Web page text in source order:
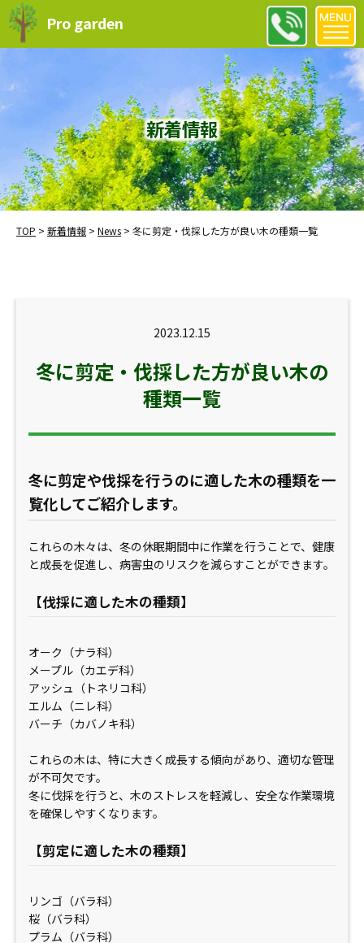
Pro garden
新着情報
TOP > 新着情報 > News > 冬に剪定・伐採した方が良い木の種類一覧
2023.12.15
冬に剪定・伐採した方が良い木の
種類一覧
冬に剪定や伐採を行うのに適した木の種類を一
覧化してご紹介します。
これらの木々は、冬の休眠期間中に作業を行うことで、健康
と成長を促進し、病害虫のリスクを減らすことができます。
【伐採に適した木の種類】
オーク（ナラ科）
メープル（カエデ科）
アッシュ（トネリコ科）
エルム（ニレ科）
バーチ（カバノキ科）
これらの木は、特に大きく成長する傾向があり、適切な管理
が不可欠です。
冬に伐採を行うと、木のストレスを軽減し、安全な作業環境
を確保しやすくなります。
【剪定に適した木の種類】
リンゴ（バラ科）
桜（バラ科）
プラム（バラ科）